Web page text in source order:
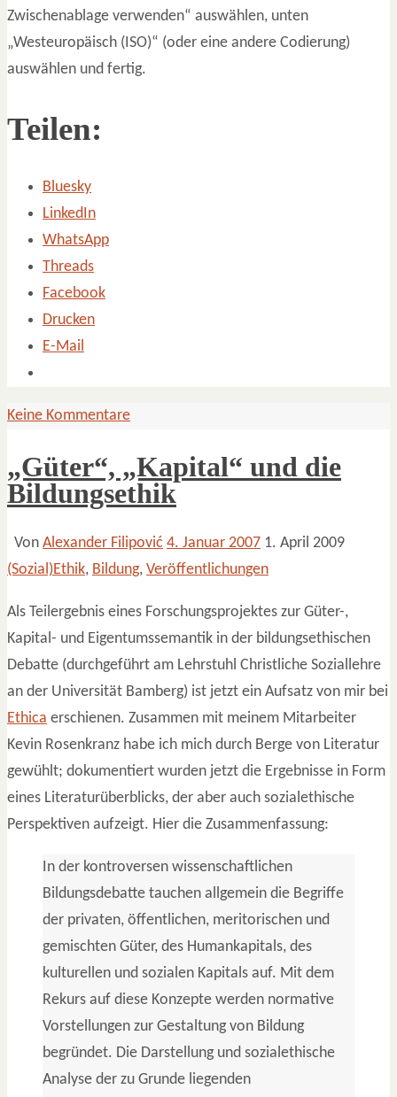
Zwischenablage verwenden“ auswählen, unten
„Westeuropäisch (ISO)“ (oder eine andere Codierung)
auswählen und fertig.
Teilen:
Bluesky
LinkedIn
WhatsApp
Threads
Facebook
Drucken
E-Mail
Keine Kommentare
„Güter“, „Kapital“ und die
Bildungsethik
Von Alexander Filipović 4. Januar 2007 1. April 2009
(Sozial)Ethik, Bildung, Veröffentlichungen
Als Teilergebnis eines Forschungsprojektes zur Güter-,
Kapital- und Eigentumssemantik in der bildungsethischen
Debatte (durchgeführt am Lehrstuhl Christliche Soziallehre
an der Universität Bamberg) ist jetzt ein Aufsatz von mir bei
Ethica erschienen. Zusammen mit meinem Mitarbeiter
Kevin Rosenkranz habe ich mich durch Berge von Literatur
gewühlt; dokumentiert wurden jetzt die Ergebnisse in Form
eines Literaturüberblicks, der aber auch sozialethische
Perspektiven aufzeigt. Hier die Zusammenfassung:
In der kontroversen wissenschaftlichen
Bildungsdebatte tauchen allgemein die Begriffe
der privaten, öffentlichen, meritorischen und
gemischten Güter, des Humankapitals, des
kulturellen und sozialen Kapitals auf. Mit dem
Rekurs auf diese Konzepte werden normative
Vorstellungen zur Gestaltung von Bildung
begründet. Die Darstellung und sozialethische
Analyse der zu Grunde liegenden